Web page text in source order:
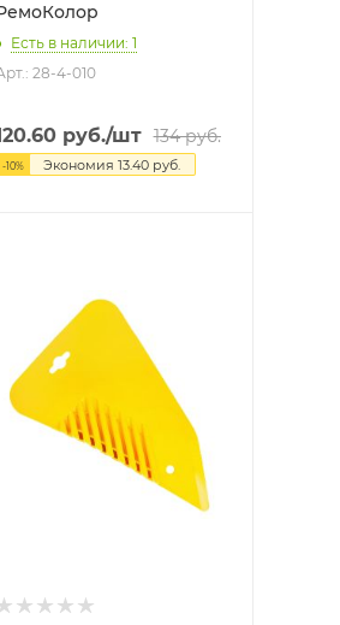
Есть в наличии: 1
28-4-010
руб./шт 134руб.
-10% Экономия 13.40руб.